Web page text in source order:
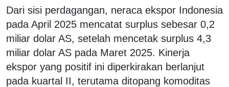
Dari sisi perdagangan, neraca ekspor Indonesia
pada April 2025 mencatat surplus sebesar 0,2
miliar dolar AS, setelah mencetak surplus 4,3
miliar dolar AS pada Maret 2025. Kinerja
ekspor yang positif ini diperkirakan berlanjut
pada kuartal II, terutama ditopang komoditas